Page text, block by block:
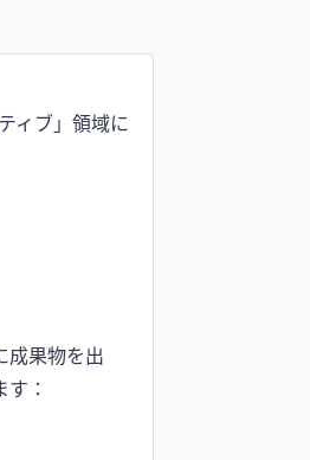
ィブ」領域に
成果物を出
：